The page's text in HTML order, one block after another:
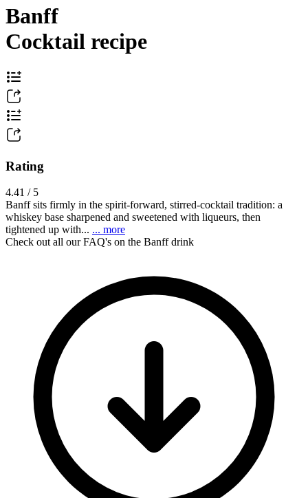
Banff
Cocktail recipe
Rating
4.41 / 5
Banff sits firmly in the spirit-forward, stirred-cocktail tradition: a
whiskey base sharpened and sweetened with liqueurs, then
tightened up with... ... more
Check out all our FAQ's on the Banff drink